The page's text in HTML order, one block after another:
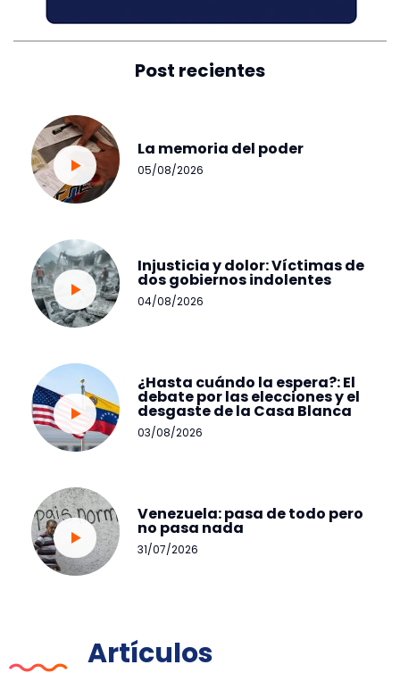
Post recientes
La memoria del poder
05/08/2026
Injusticia y dolor: Víctimas de
dos gobiernos indolentes
04/08/2026
¿Hasta cuándo la espera?: El
debate por las elecciones y el
desgaste de la Casa Blanca
03/08/2026
Venezuela: pasa de todo pero
no pasa nada
31/07/2026
Artículos